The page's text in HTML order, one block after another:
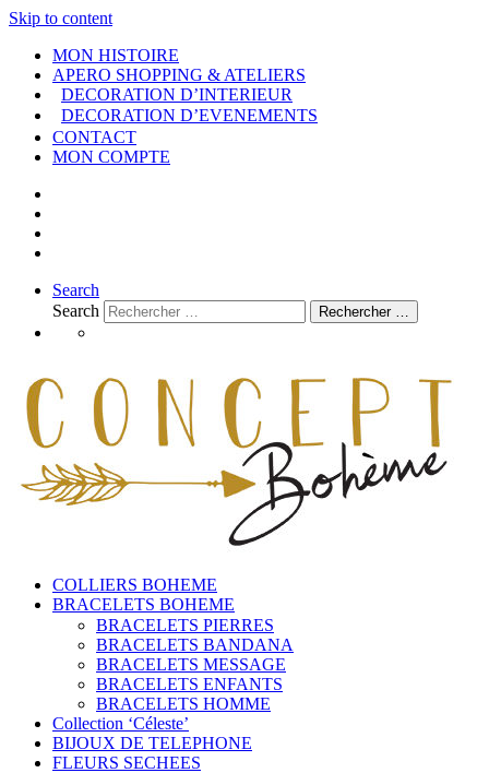
Skip to content
MON HISTOIRE
APERO SHOPPING & ATELIERS
DECORATION D’INTERIEUR
DECORATION D’EVENEMENTS
CONTACT
MON COMPTE
Search
Search
Rechercher …
COLLIERS BOHEME
BRACELETS BOHEME
BRACELETS PIERRES
BRACELETS BANDANA
BRACELETS MESSAGE
BRACELETS ENFANTS
BRACELETS HOMME
Collection ‘Céleste’
BIJOUX DE TELEPHONE
FLEURS SECHEES